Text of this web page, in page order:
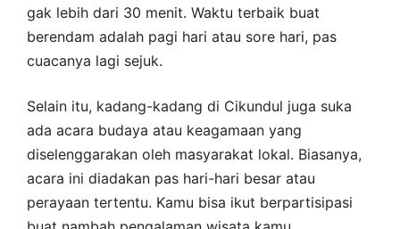
gak lebih dari 30 menit. Waktu terbaik buat
berendam adalah pagi hari atau sore hari, pas
cuacanya lagi sejuk.
Selain itu, kadang-kadang di Cikundul juga suka
ada acara budaya atau keagamaan yang
diselenggarakan oleh masyarakat lokal. Biasanya,
acara ini diadakan pas hari-hari besar atau
perayaan tertentu. Kamu bisa ikut berpartisipasi